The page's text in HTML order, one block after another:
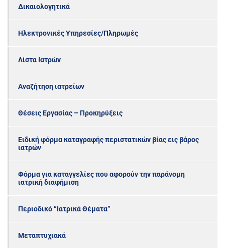
Δικαιολογητικά
Ηλεκτρονικές Υπηρεσίες/Πληρωμές
Λίστα Ιατρών
Αναζήτηση ιατρείων
Θέσεις Εργασίας – Προκηρύξεις
Ειδική φόρμα καταγραφής περιστατικών βίας εις βάρος
ιατρών
Φόρμα για καταγγελίες που αφορούν την παράνομη
ιατρική διαφήμιση
Περιοδικό “Ιατρικά Θέματα”
Μεταπτυχιακά